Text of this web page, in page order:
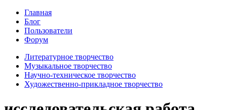
Главная
Блог
Пользователи
Форум
Литературное творчество
Музыкальное творчество
Научно-техническое творчество
Художественно-прикладное творчество